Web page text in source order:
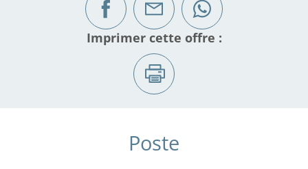
Imprimer cette offre :
Poste